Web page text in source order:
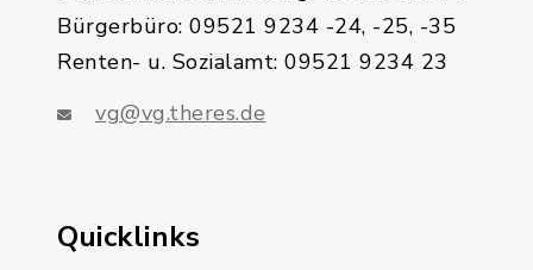
Bürgerbüro: 09521 9234 -24, -25, -35
Renten- u. Sozialamt: 09521 9234 23
vg@vg.theres.de
Quicklinks